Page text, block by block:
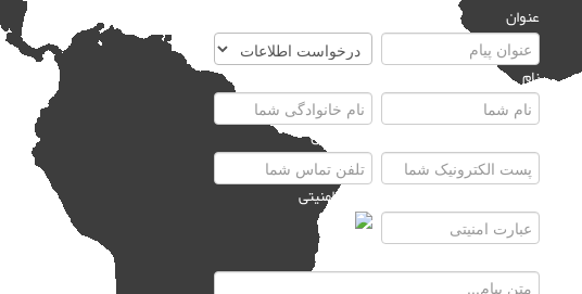
عنوان
نام
تلفن تماس
تصویر امنیتی